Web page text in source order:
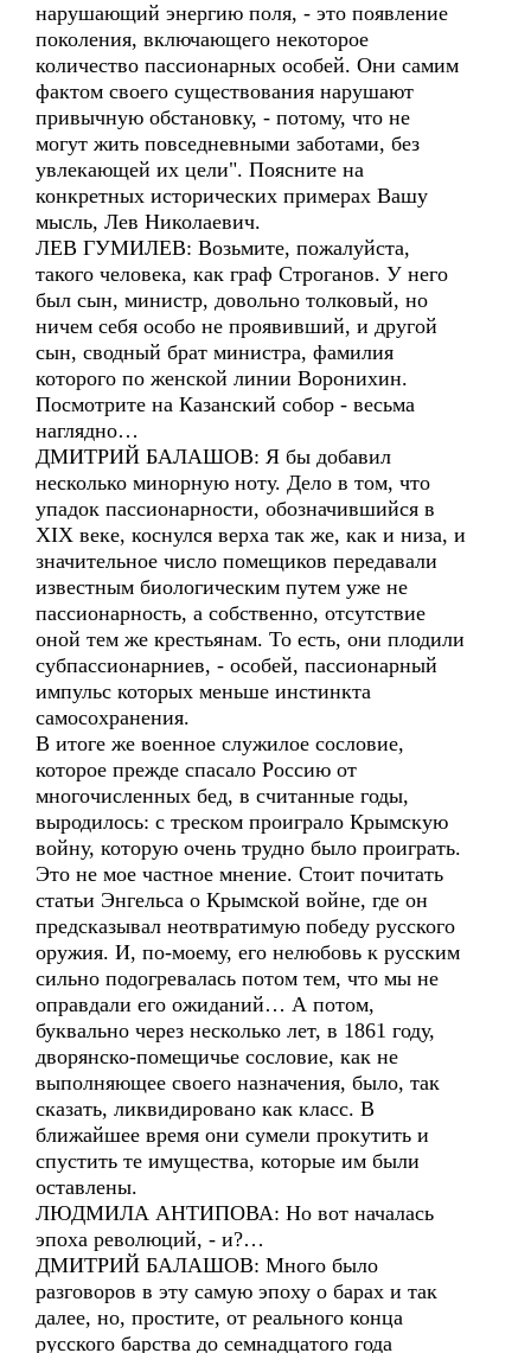
нарушающий энергию поля, - это появление
поколения, включающего некоторое
количество пассионарных особей. Они самим
фактом своего существования нарушают
привычную обстановку, - потому, что не
могут жить повседневными заботами, без
увлекающей их цели". Поясните на
конкретных исторических примерах Вашу
мысль, Лев Николаевич.
ЛЕВ ГУМИЛЕВ: Возьмите, пожалуйста,
такого человека, как граф Строганов. У него
был сын, министр, довольно толковый, но
ничем себя особо не проявивший, и другой
сын, сводный брат министра, фамилия
которого по женской линии Воронихин.
Посмотрите на Казанский собор - весьма
наглядно…
ДМИТРИЙ БАЛАШОВ: Я бы добавил
несколько минорную ноту. Дело в том, что
упадок пассионарности, обозначившийся в
XIX веке, коснулся верха так же, как и низа, и
значительное число помещиков передавали
известным биологическим путем уже не
пассионарность, а собственно, отсутствие
оной тем же крестьянам. То есть, они плодили
субпассионарниев, - особей, пассионарный
импульс которых меньше инстинкта
самосохранения.
В итоге же военное служилое сословие,
которое прежде спасало Россию от
многочисленных бед, в считанные годы,
выродилось: с треском проиграло Крымскую
войну, которую очень трудно было проиграть.
Это не мое частное мнение. Стоит почитать
статьи Энгельса о Крымской войне, где он
предсказывал неотвратимую победу русского
оружия. И, по-моему, его нелюбовь к русским
сильно подогревалась потом тем, что мы не
оправдали его ожиданий… А потом,
буквально через несколько лет, в 1861 году,
дворянско-помещичье сословие, как не
выполняющее своего назначения, было, так
сказать, ликвидировано как класс. В
ближайшее время они сумели прокутить и
спустить те имущества, которые им были
оставлены.
ЛЮДМИЛА АНТИПОВА: Но вот началась
эпоха революций, - и?…
ДМИТРИЙ БАЛАШОВ: Много было
разговоров в эту самую эпоху о барах и так
далее, но, простите, от реального конца
русского барства до семнадцатого года